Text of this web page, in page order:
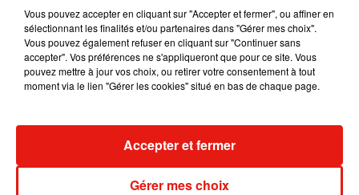
Swedish House Mafia et Lykke Li
dévoilent « Happiness Is So Sad »
historique à Ibiza
Vous pouvez accepter en cliquant sur "Accepter et fermer", ou affiner en
sélectionnant les finalités et/ou partenaires dans "Gérer mes choix".
Vous pouvez également refuser en cliquant sur "Continuer sans
accepter". Vos préférences ne s'appliqueront que pour ce site. Vous
pouvez mettre à jour vos choix, ou retirer votre consentement à tout
moment via le lien "Gérer les cookies" situé en bas de chaque page.
Gérer mes choix
Accepter et fermer